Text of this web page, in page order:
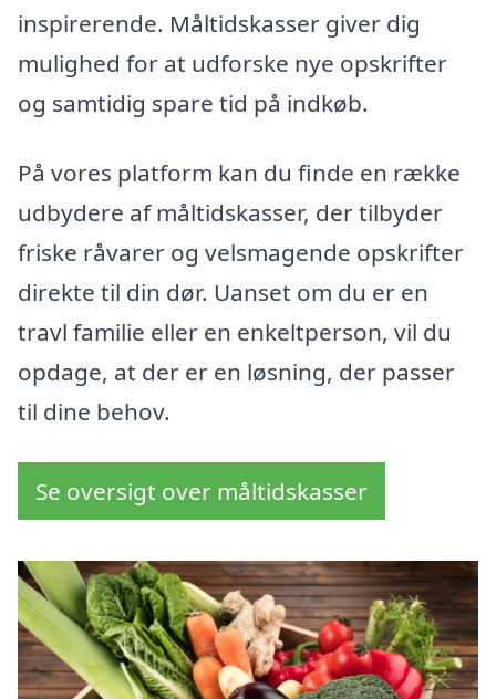
inspirerende. Måltidskasser giver dig
mulighed for at udforske nye opskrifter
og samtidig spare tid på indkøb.
På vores platform kan du finde en række
udbydere af måltidskasser, der tilbyder
friske råvarer og velsmagende opskrifter
direkte til din dør. Uanset om du er en
travl familie eller en enkeltperson, vil du
opdage, at der er en løsning, der passer
til dine behov.
Se oversigt over måltidskasser